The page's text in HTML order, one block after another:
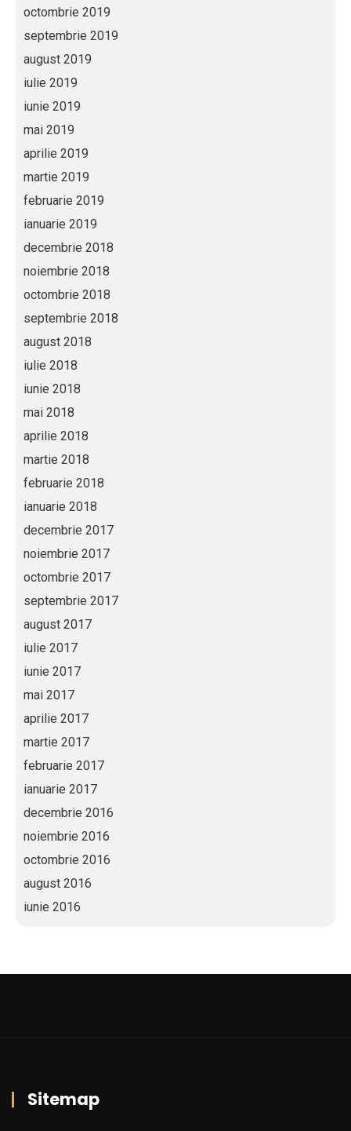
octombrie 2019
septembrie 2019
august 2019
iulie 2019
iunie 2019
mai 2019
aprilie 2019
martie 2019
februarie 2019
ianuarie 2019
decembrie 2018
noiembrie 2018
octombrie 2018
septembrie 2018
august 2018
iulie 2018
iunie 2018
mai 2018
aprilie 2018
martie 2018
februarie 2018
ianuarie 2018
decembrie 2017
noiembrie 2017
octombrie 2017
septembrie 2017
august 2017
iulie 2017
iunie 2017
mai 2017
aprilie 2017
martie 2017
februarie 2017
ianuarie 2017
decembrie 2016
noiembrie 2016
octombrie 2016
august 2016
iunie 2016
Sitemap